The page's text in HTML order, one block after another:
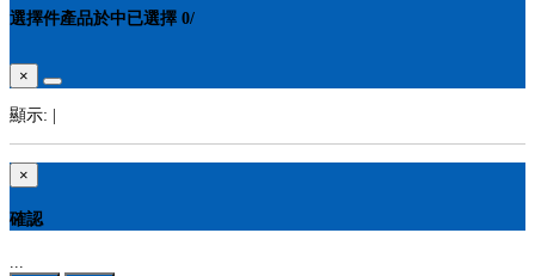
選擇件產品於中已選擇 0/
×
顯示:
×
確認
...